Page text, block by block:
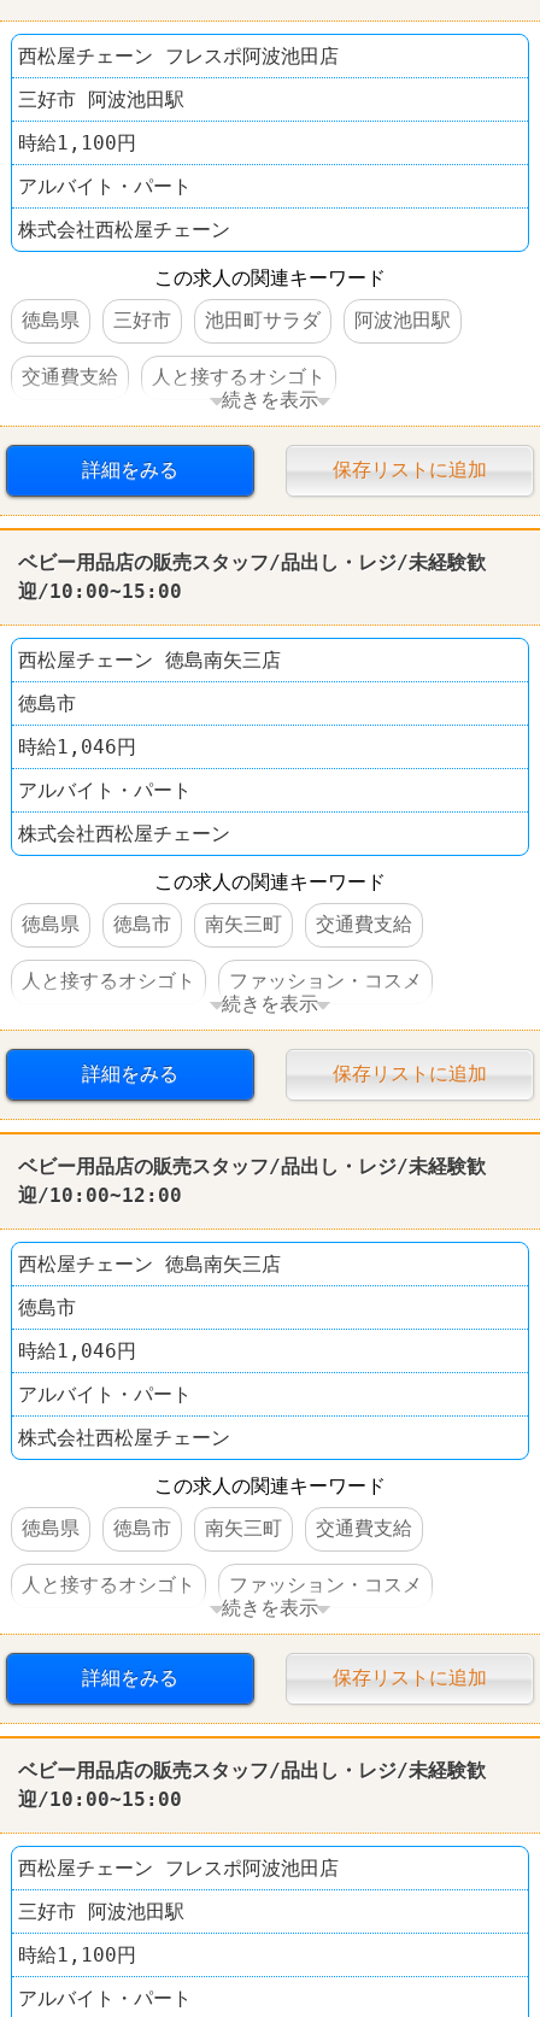
西松屋チェーン フレスポ阿波池田店
三好市 阿波池田駅
時給1,100円
アルバイト・パート
株式会社西松屋チェーン
この求人の関連キーワード
徳島県
三好市 池田町サラダ 阿波池田駅
交通費支給 人と接するオシゴト
ファッション・コスメ 西松屋
続きを表示
詳細をみる 保存リストに追加
ベビー用品店の販売スタッフ/品出し・レジ/未経験歓
迎/10:00~15:00
西松屋チェーン 徳島南矢三店
徳島市
時給1,046円
アルバイト・パート
株式会社西松屋チェーン
この求人の関連キーワード
徳島県
徳島市 南矢三町 交通費支給
人と接するオシゴト ファッション・コスメ
西松屋
続きを表示
詳細をみる 保存リストに追加
ベビー用品店の販売スタッフ/品出し・レジ/未経験歓
迎/10:00~12:00
西松屋チェーン 徳島南矢三店
徳島市
時給1,046円
アルバイト・パート
株式会社西松屋チェーン
この求人の関連キーワード
徳島県
徳島市 南矢三町 交通費支給
人と接するオシゴト ファッション・コスメ
西松屋
続きを表示
詳細をみる 保存リストに追加
ベビー用品店の販売スタッフ/品出し・レジ/未経験歓
迎/10:00~15:00
西松屋チェーン フレスポ阿波池田店
三好市 阿波池田駅
時給1,100円
アルバイト・パート